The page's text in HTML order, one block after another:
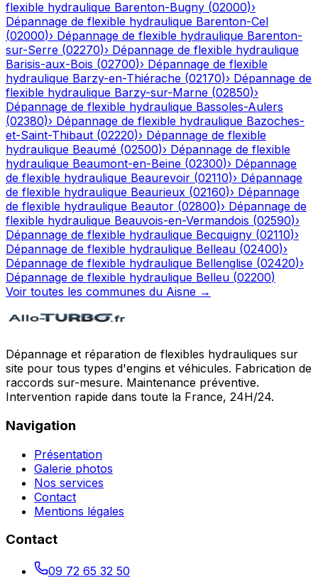
flexible hydraulique Barenton-Bugny (02000)›
Dépannage de flexible hydraulique Barenton-Cel
(02000)› Dépannage de flexible hydraulique Barenton-
sur-Serre (02270)› Dépannage de flexible hydraulique
Barisis-aux-Bois (02700)› Dépannage de flexible
hydraulique Barzy-en-Thiérache (02170)› Dépannage de
flexible hydraulique Barzy-sur-Marne (02850)›
Dépannage de flexible hydraulique Bassoles-Aulers
(02380)› Dépannage de flexible hydraulique Bazoches-
et-Saint-Thibaut (02220)› Dépannage de flexible
hydraulique Beaumé (02500)› Dépannage de flexible
hydraulique Beaumont-en-Beine (02300)› Dépannage
de flexible hydraulique Beaurevoir (02110)› Dépannage
de flexible hydraulique Beaurieux (02160)› Dépannage
de flexible hydraulique Beautor (02800)› Dépannage de
flexible hydraulique Beauvois-en-Vermandois (02590)›
Dépannage de flexible hydraulique Becquigny (02110)›
Dépannage de flexible hydraulique Belleau (02400)›
Dépannage de flexible hydraulique Bellenglise (02420)›
Dépannage de flexible hydraulique Belleu (02200)
Voir toutes les communes du Aisne →
Dépannage et réparation de flexibles hydrauliques sur
site pour tous types d'engins et véhicules. Fabrication de
raccords sur-mesure. Maintenance préventive.
Intervention rapide dans toute la France, 24H/24.
Navigation
Présentation
Galerie photos
Nos services
Contact
Mentions légales
Contact
09 72 65 32 50